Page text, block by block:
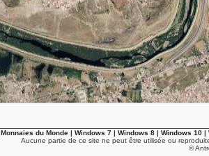
Monnaies du Monde | Windows 7 | Windows 8 | Windows 10 |
Aucune partie de ce site ne peut être utilisée ou
©